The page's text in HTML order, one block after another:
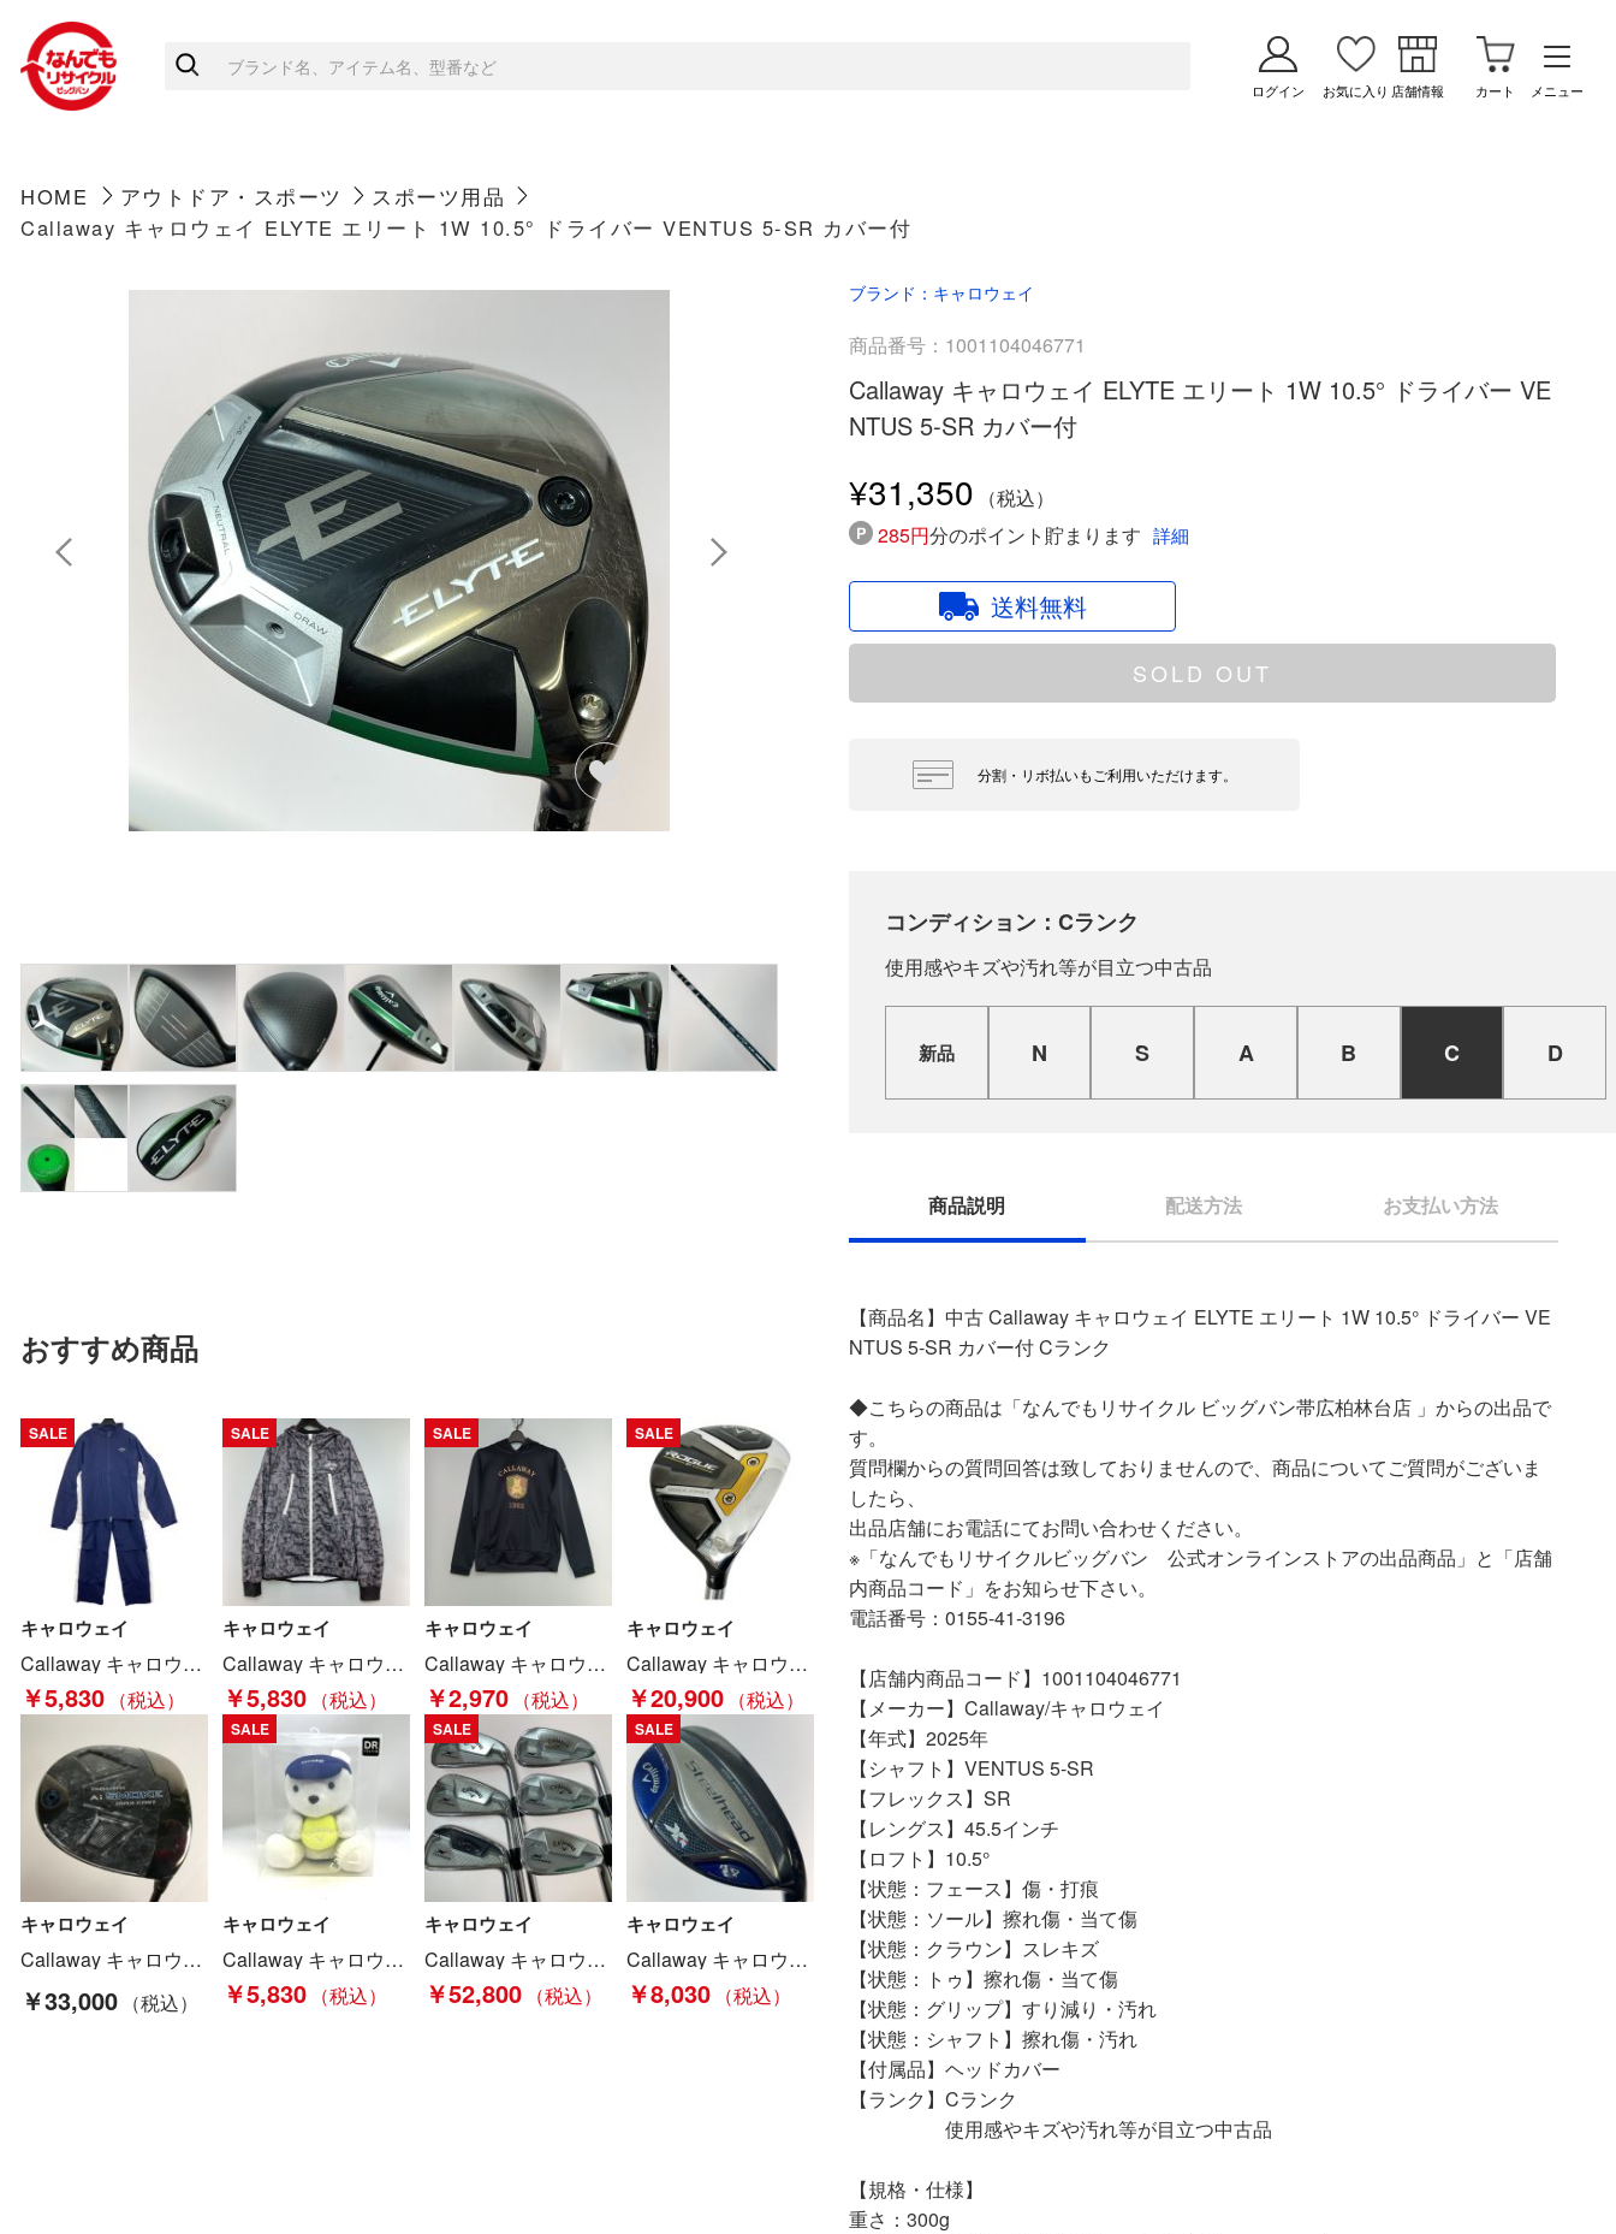
ログイン お気に入り 店舗情報 カート メニュー
HOME アウトドア・スポーツ
スポーツ用品
Callaway キャロウェイ ELYTE エリート 1W 10.5° ドライバー VENTUS 5-SR カバー付
おすすめ商品
SALE
キャロウェイ
Callaway キャロウェイ レインウェア Mサイズ レディース セットアップ 上下セット 241-9988800 ネイビー Cランク
￥5,830
SALE
キャロウェイ
Callaway キャロウェイ デジカモダンボール スウェット パーカー サイズM 毛羽立ち有 Cランク
￥5,830
SALE
キャロウェイ
Callaway キャロウェイ ベア ダンボール スウェットパーカー Mサイズ ゴルフウェア レディース ブラック Bランク
￥2,970
SALE
キャロウェイ
Callaway キャロウェイ クラブ フェアウェイウッド 2022年製 ROGUE ST MAX FAST 5UT Bランク
￥20,900
キャロウェイ
Callaway キャロウェイ PARADYM Ai SMOKE MAX FAST/ TENSEI 40 ヘッドカバー付 Aランク
￥33,000
SALE
キャロウェイ
Callaway キャロウェイ ベアー ぬいぐるみ ヘッドカバーDR用 Aランク
￥5,830
SALE
キャロウェイ
Callaway キャロウェイ X FORGED STAR 5-9.P 6本 アイアンセット Dynamic Gold S200 Bランク
￥52,800
SALE
キャロウェイ
Callaway キャロウェイ Steelhead スチールヘッド XR 4UT 20° ユーティリティ フレックスR Cランク
￥8,030
ブランド：キャロウェイ
商品番号：1001104046771
Callaway キャロウェイ ELYTE エリート 1W 10.5° ドライバー VE
NTUS 5-SR カバー付
¥31,350
285円分のポイント貯まります 詳細
送料無料
SOLD OUT
分割・リボ払いもご利用いただけます。
コンディション：Cランク
使用感やキズや汚れ等が目立つ中古品
新品 N S A B C D
商品説明 配送方法 お支払い方法
【商品名】中古 Callaway キャロウェイ ELYTE エリート 1W 10.5° ドライバー VE
NTUS 5-SR カバー付 Cランク
◆こちらの商品は「なんでもリサイクル ビッグバン帯広柏林台店 」からの出品で
す。
質問欄からの質問回答は致しておりませんので、商品についてご質問がございま
したら、
出品店舗にお電話にてお問い合わせください。
※「なんでもリサイクルビッグバン 公式オンラインストアの出品商品」と「店舗
内商品コード」をお知らせ下さい。
電話番号：0155-41-3196
【店舗内商品コード】1001104046771
【メーカー】Callaway/キャロウェイ
【年式】2025年
【シャフト】VENTUS 5-SR
【フレックス】SR
【レングス】45.5インチ
【ロフト】10.5°
【状態：フェース】傷・打痕
【状態：ソール】擦れ傷・当て傷
【状態：クラウン】スレキズ
【状態：トゥ】擦れ傷・当て傷
【状態：グリップ】すり減り・汚れ
【状態：シャフト】擦れ傷・汚れ
【付属品】ヘッドカバー
【ランク】Cランク
使用感やキズや汚れ等が目立つ中古品
【規格・仕様】
重さ：300g